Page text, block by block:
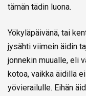
tämän tädin luona.
Yökyläpäivänä, tai
jysähti viimein äidin
jonnekin muualle, eli
kotoa, vaikka äidillä
yövierailulle. Eihän